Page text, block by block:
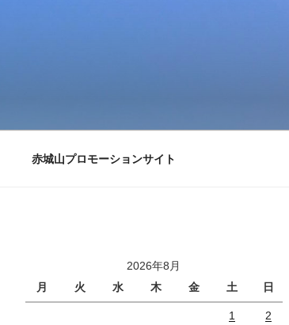
赤城山プロモーションサイト
2026年8月
月
火 水 木 金 土 日
1 2